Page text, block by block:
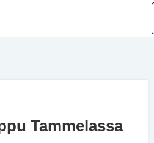
Tammelassa